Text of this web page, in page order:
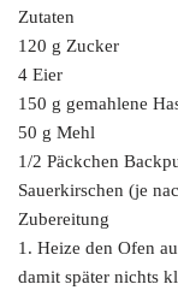
Zutaten
120 g Zucker
4 Eier
150 g gemahlene
50 g Mehl
1/2 Päckchen
Sauerkirschen (je
Zubereitung
1. Heize den Ofen
damit später nichts